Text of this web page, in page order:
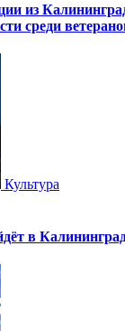
из
среди
Культура
в